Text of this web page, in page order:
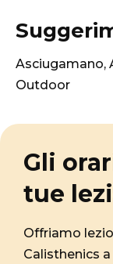
Asciugamano,
Outdoor
Gli
tue
Offriamo
Calisthenics